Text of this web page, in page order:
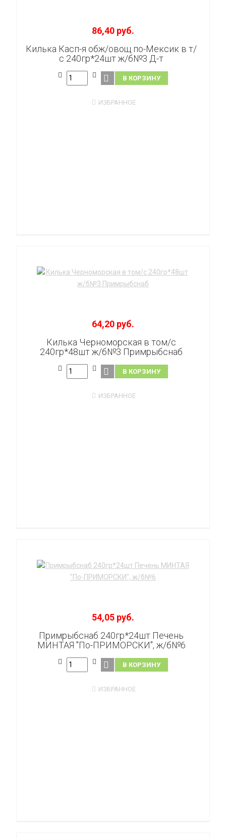
86,40 руб.
Килька Касп-я обж/овощ по-Мексик в т/
с 240гр*24шт ж/б№3 Д-т
В КОРЗИНУ
ИЗБРАННОЕ
64,20 руб.
Килька Черноморская в том/с
240гр*48шт ж/б№3 Примрыбснаб
В КОРЗИНУ
ИЗБРАННОЕ
54,05 руб.
Примрыбснаб 240гр*24шт Печень
МИНТАЯ "По-ПРИМОРСКИ", ж/б№6
В КОРЗИНУ
ИЗБРАННОЕ